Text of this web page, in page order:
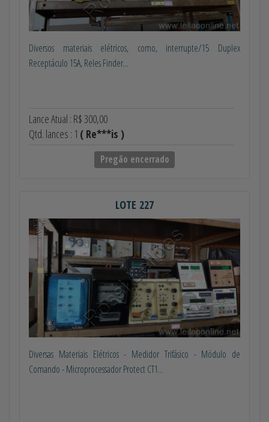
Diversos materiais elétricos, como, interrupte/15 Duplex
Receptáculo 15A, Reles Finder...
Lance Atual : R$ 300,00
Qtd. lances : 1 ( Re***is )
Pregão encerrado
LOTE 227
Diversas Materiais Elétricos - Medidor Trifásico - Módulo de
Comando - Microprocessador Protect CT1...